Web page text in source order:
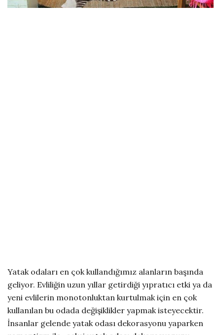
Yatak odaları en çok kullandığımız alanların başında
geliyor. Evliliğin uzun yıllar getirdiği yıpratıcı etki ya da
yeni evlilerin monotonluktan kurtulmak için en çok
kullanılan bu odada değişiklikler yapmak isteyecektir.
İnsanlar gelende yatak odası dekorasyonu yaparken